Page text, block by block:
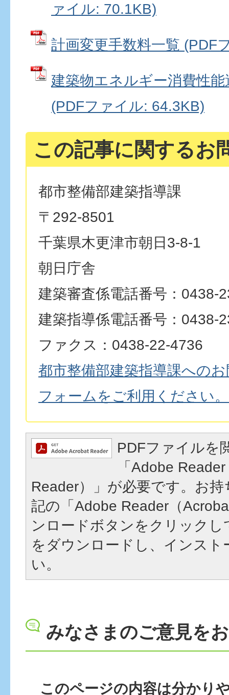
ァイル: 70.1KB)
計画変更手数料一覧 (PDF
建築物エネルギー消費性
(PDFファイル: 64.3KB)
この記事に関するお
都市整備部建築指導課
〒292-8501
千葉県木更津市朝日3-8-1
朝日庁舎
建築審査係電話番号：0438-
建築指導係電話番号：0438-
ファクス：0438-22-4736
都市整備部建築指導課への
フォームをご利用ください。
PDFファイルを
「Adobe
Reader）」が必要です。お
記の「Adobe Reader（
ンロードボタンをクリック
をダウンロードし、インスト
い。
みなさまのご意見を
このページの内容は分かり